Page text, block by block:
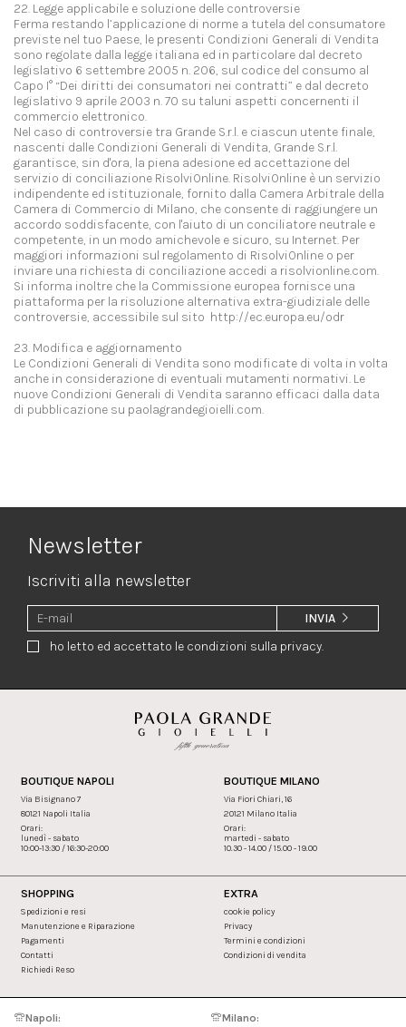
22. Legge applicabile e soluzione delle controversie
Ferma restando l’applicazione di norme a tutela del consumatore
previste nel tuo Paese, le presenti Condizioni Generali di Vendita
sono regolate dalla legge italiana ed in particolare dal decreto
legislativo 6 settembre 2005 n. 206, sul codice del consumo al
Capo I° “Dei diritti dei consumatori nei contratti” e dal decreto
legislativo 9 aprile 2003 n. 70 su taluni aspetti concernenti il
commercio elettronico.
Nel caso di controversie tra Grande S.r.l. e ciascun utente finale,
nascenti dalle Condizioni Generali di Vendita, Grande S.r.l.
garantisce, sin d'ora, la piena adesione ed accettazione del
servizio di conciliazione RisolviOnline. RisolviOnline è un servizio
indipendente ed istituzionale, fornito dalla Camera Arbitrale della
Camera di Commercio di Milano, che consente di raggiungere un
accordo soddisfacente, con l'aiuto di un conciliatore neutrale e
competente, in un modo amichevole e sicuro, su Internet. Per
maggiori informazioni sul regolamento di RisolviOnline o per
inviare una richiesta di conciliazione accedi a risolvionline.com.
Si informa inoltre che la Commissione europea fornisce una
piattaforma per la risoluzione alternativa extra-giudiziale delle
controversie, accessibile sul sito http://ec.europa.eu/odr
23. Modifica e aggiornamento
Le Condizioni Generali di Vendita sono modificate di volta in volta
anche in considerazione di eventuali mutamenti normativi. Le
nuove Condizioni Generali di Vendita saranno efficaci dalla data
di pubblicazione su paolagrandegioielli.com.
Newsletter
Iscriviti alla newsletter
ho letto ed accettato le condizioni sulla privacy.
INVIA
BOUTIQUE NAPOLI
Via Bisignano 7
80121 Napoli Italia
Orari:
lunedì - sabato
10:00-13:30 / 16:30-20:00
BOUTIQUE MILANO
Via Fiori Chiari, 16
20121 Milano Italia
Orari:
martedi - sabato
10.30 - 14.00 / 15.00 - 19.00
SHOPPING
Spedizioni e resi
Manutenzione e Riparazione
Pagamenti
Contatti
Richiedi Reso
EXTRA
cookie policy
Privacy
Termini e condizioni
Condizioni di vendita
Napoli:
Milano: